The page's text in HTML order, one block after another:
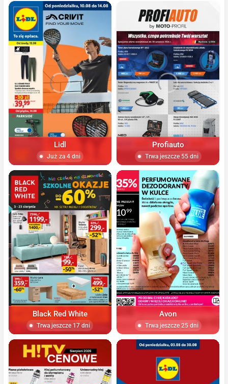
Lidl
Już za 4 dni
Profiauto
Trwa jeszcze 55 dni
Black Red White
Trwa jeszcze 17 dni
Avon
Trwa jeszcze 25 dni